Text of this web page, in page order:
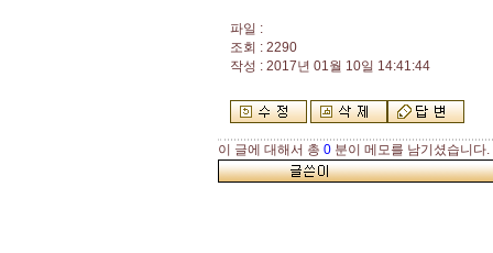
파일 :
조회 : 2290
작성 : 2017년 01월 10일 14:41:44
이 글에 대해서 총 0 분이 메모를 남기셨습니다.